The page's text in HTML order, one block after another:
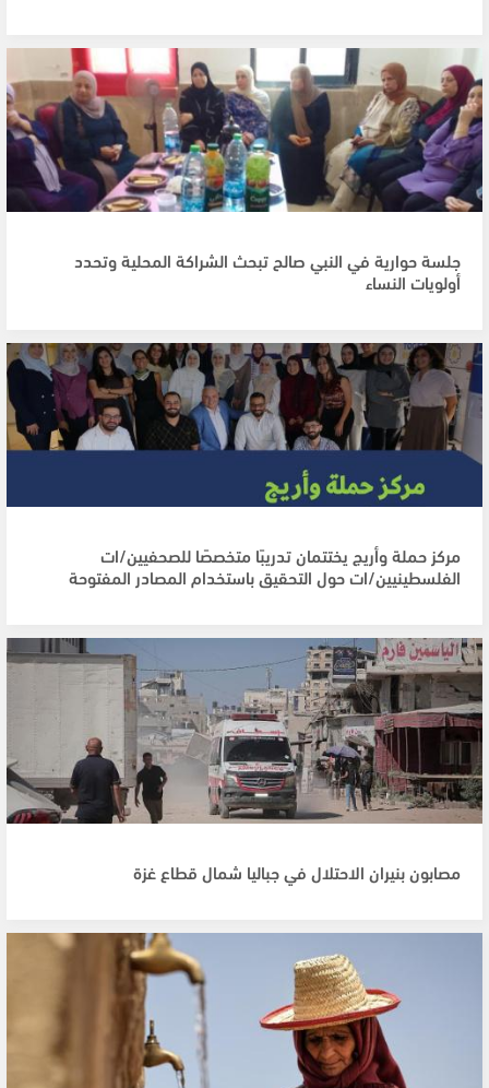
جلسة حوارية في النبي صالح تبحث الشراكة المحلية وتحدد
أولويات النساء
مركز حملة وأريج يختتمان تدريبًا متخصصًا للصحفيين/ات
الفلسطينيين/ات حول التحقيق باستخدام المصادر المفتوحة
مصابون بنيران الاحتلال في جباليا شمال قطاع غزة